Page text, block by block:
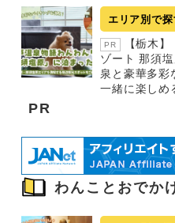
エリア別で探
PR
【栃木】
ゾート 那須
泉と豪華多彩
一緒に楽しめ
PR
わんことおでか